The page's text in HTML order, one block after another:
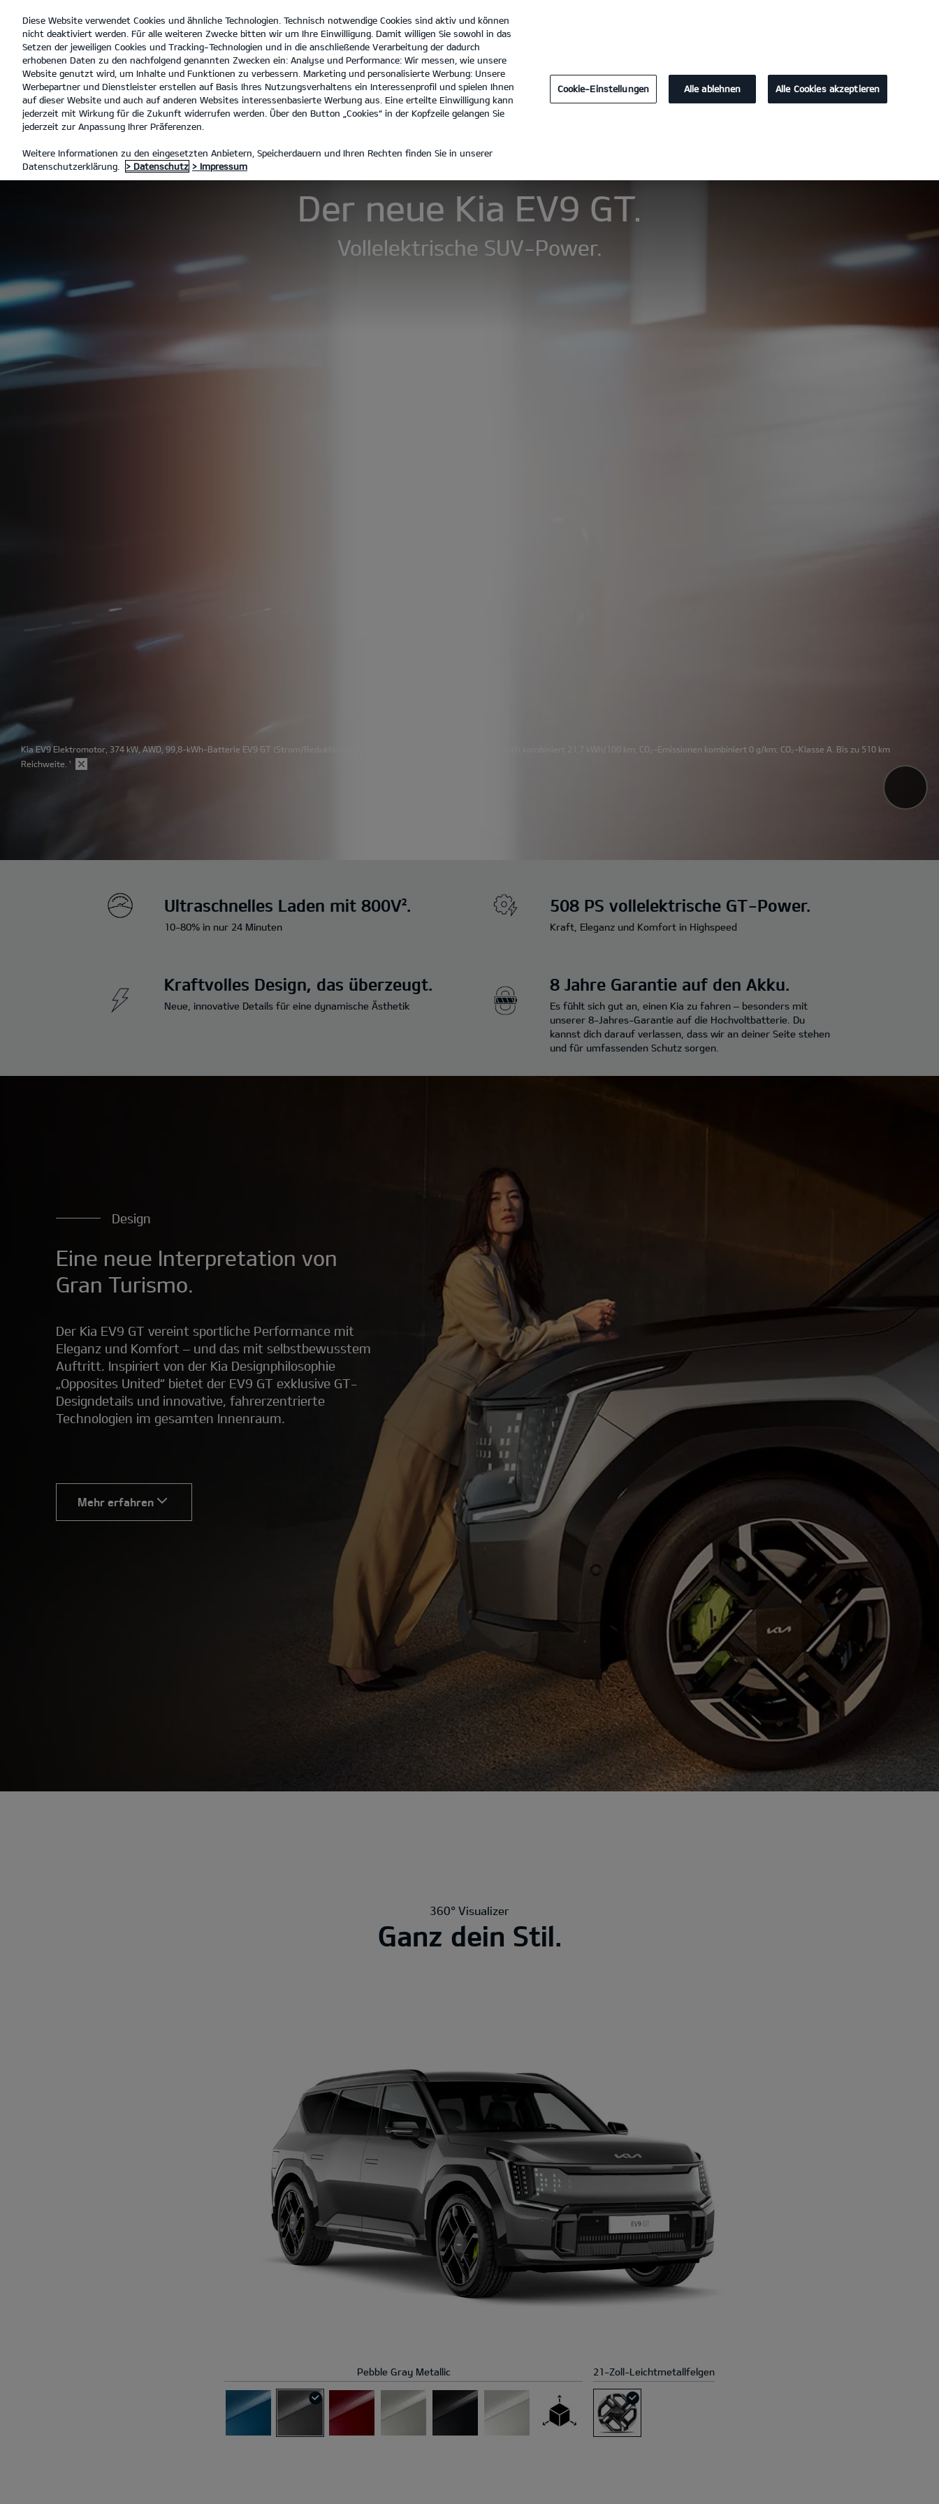
open
menu
Autohaus Mayrhörmann GmbH
Der EV9 GT Entdecken Technische Daten Galerie Probefahrt
MODELLE
Der neue Kia EV9 GT.
Vollelektrische SUV-Power.
Kia EV9 Elektromotor, 374 kW, AWD, 99,8-kWh-Batterie EV9 GT (Strom/Reduktionsgetriebe); 374 kW (508 PS): Stromverbrauch kombiniert 21,7 kWh/100 km; CO₂-Emissionen kombiniert 0 g/km; CO₂-Klasse A. Bis zu 510 km
Reichweite. ¹
Ultraschnelles Laden mit 800V².
10-80% in nur 24 Minuten
508 PS vollelektrische GT-Power.
Kraft, Eleganz und Komfort in Highspeed
Kraftvolles Design, das überzeugt.
Neue, innovative Details für eine dynamische Ästhetik
8 Jahre Garantie auf den Akku.
Es fühlt sich gut an, einen Kia zu fahren – besonders mit
unserer 8-Jahres-Garantie auf die Hochvoltbatterie. Du
kannst dich darauf verlassen, dass wir an deiner Seite stehen
und für umfassenden Schutz sorgen.
Design
Eine neue Interpretation von
Gran Turismo.
Der Kia EV9 GT vereint sportliche Performance mit
Eleganz und Komfort – und das mit selbstbewusstem
Auftritt. Inspiriert von der Kia Designphilosophie
„Opposites United“ bietet der EV9 GT exklusive GT-
Designdetails und innovative, fahrerzentrierte
Technologien im gesamten Innenraum.
Mehr erfahren
360° Visualizer
Ganz dein Stil.
Pebble Gray Metallic 21-Zoll-Leichtmetallfelgen
Diese Website verwendet Cookies und ähnliche Technologien. Technisch notwendige Cookies sind aktiv und können
nicht deaktiviert werden. Für alle weiteren Zwecke bitten wir um Ihre Einwilligung. Damit willigen Sie sowohl in das
Setzen der jeweiligen Cookies und Tracking-Technologien und in die anschließende Verarbeitung der dadurch
erhobenen Daten zu den nachfolgend genannten Zwecken ein: Analyse und Performance: Wir messen, wie unsere
Website genutzt wird, um Inhalte und Funktionen zu verbessern. Marketing und personalisierte Werbung: Unsere
Werbepartner und Dienstleister erstellen auf Basis Ihres Nutzungsverhaltens ein Interessenprofil und spielen Ihnen
auf dieser Website und auch auf anderen Websites interessenbasierte Werbung aus. Eine erteilte Einwilligung kann
jederzeit mit Wirkung für die Zukunft widerrufen werden. Über den Button „Cookies“ in der Kopfzeile gelangen Sie
jederzeit zur Anpassung Ihrer Präferenzen.
Weitere Informationen zu den eingesetzten Anbietern, Speicherdauern und Ihren Rechten finden Sie in unserer
Datenschutzerklärung.
> Datenschutz > Impressum
Cookie-Einstellungen Alle ablehnen Alle Cookies akzeptieren